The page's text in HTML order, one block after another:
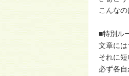
こんな
■特別ル
文章には
それに短
必ず各自